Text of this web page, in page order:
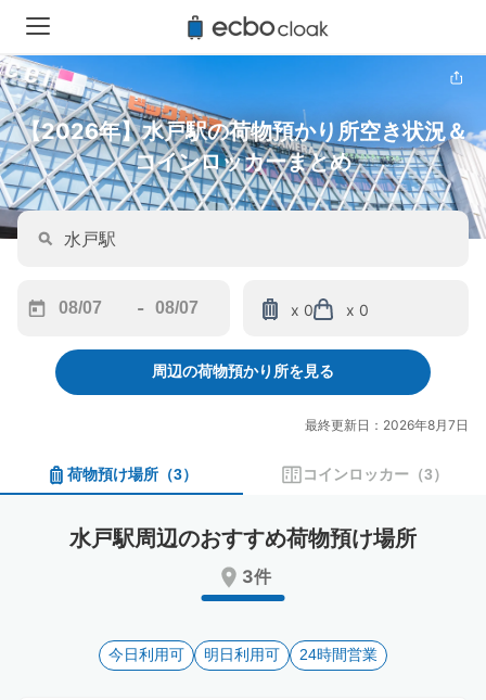
【2026年】水戸駅の荷物預かり所空き状況＆
コインロッカーまとめ
forward
interact
calendar
and
date.
-
backward
to
interact
calendar
and
a
date.
mark
key
x 0 x 0
周辺の荷物預かり所を見る
最終更新日：2026年8月7日
荷物預け場所 （3） コインロッカー （3）
水戸駅周辺のおすすめ荷物預け場所
3件
今日利用可 明日利用可 24時間営業